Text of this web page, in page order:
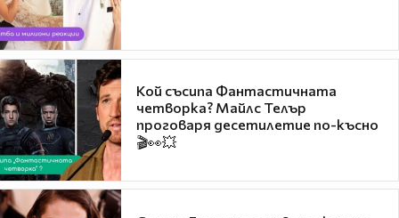
Кой съсипа Фантастичната
четворка? Майлс Телър
проговаря десетилетие по-късно
🎬👀💥